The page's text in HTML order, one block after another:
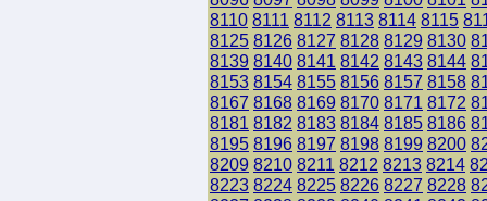
8110 8111 8112 8113 8114 8115
8125 8126 8127 8128 8129 8130
8139 8140 8141 8142 8143 8144
8153 8154 8155 8156 8157 8158
8167 8168 8169 8170 8171 8172
8181 8182 8183 8184 8185 8186
8195 8196 8197 8198 8199 8200
8209 8210 8211 8212 8213 8214
8223 8224 8225 8226 8227 8228